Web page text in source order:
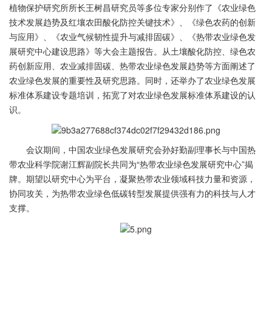
植物保护研究所所长王树昌研究员等多位专家分别作了《农业绿色
技术发展趋势及红壤农田酸化防控关键技术》、《绿色农药的创新
与应用》、《农业气候韧性提升与减排固碳》、《热带农业绿色发
展研究中心建设思路》等大会主题报告。从土壤酸化防控、绿色农
药创新应用、农业减排固碳、热带农业绿色发展趋势等方面阐述了
农业绿色发展的重要性及研究思路。同时，还举办了农业绿色发展
标准体系建设专题培训，拓宽了对农业绿色发展标准体系建设的认
识。
会议期间，中国农业绿色发展研究会孙好勤副理事长与中国热
带农业科学院谢江辉副院长共同为“热带农业绿色发展研究中心”揭
牌。期望以研究中心为平台，凝聚热带农业领域科技力量和资源，
协同攻关，为热带农业绿色低碳转型发展提供强有力的科技与人才
支撑。